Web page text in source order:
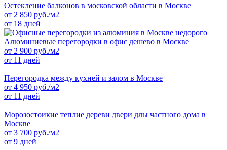
Остекление балконов в московской области в Москве
от 2 850 руб./м2
от 18 дней
Алюминиевые перегородки в офис дешево в Москве
от 2 900 руб./м2
от 11 дней
Перегородка между кухней и залом в Москве
от 4 950 руб./м2
от 11 дней
Морозостоикие теплие дереви двери длы частного дома в
Москве
от 3 700 руб./м2
от 9 дней